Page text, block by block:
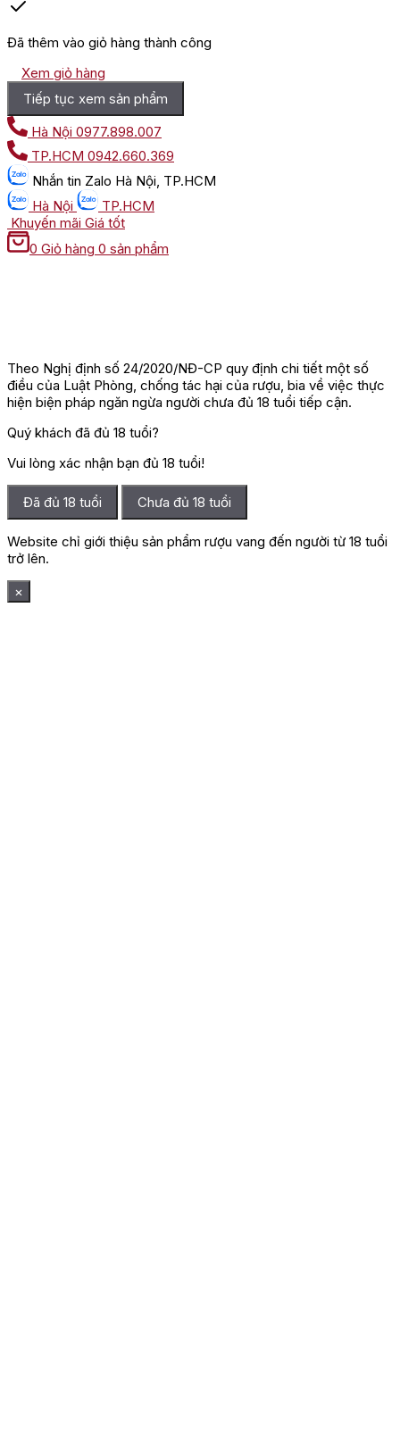
Đã thêm vào giỏ hàng thành công
Xem giỏ hàng
Tiếp tục xem sản phẩm
Hà Nội 0977.898.007
TP.HCM 0942.660.369
Nhắn tin Zalo Hà Nội, TP.HCM
Hà Nội
TP.HCM
Khuyến mãi Giá tốt
0 Giỏ hàng 0 sản phẩm
Theo Nghị định số 24/2020/NĐ-CP quy định chi tiết một số
điều của Luật Phòng, chống tác hại của rượu, bia về việc thực
hiện biện pháp ngăn ngừa người chưa đủ 18 tuổi tiếp cận.
Quý khách đã đủ 18 tuổi?
Vui lòng xác nhận bạn đủ 18 tuổi!
Đã đủ 18 tuổi Chưa đủ 18 tuổi
Website chỉ giới thiệu sản phẩm rượu vang đến người từ 18 tuổi
trở lên.
×